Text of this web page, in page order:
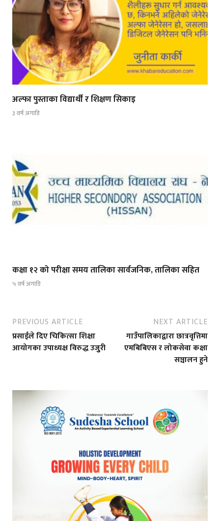
अल्फा पुस्ताका विद्यार्थी र शिक्षण सिकाइ
३ वर्ष अगाडि
कक्षा १२ को परीक्षा समय तालिका सार्वजनिक, तालिका सहित
५ वर्ष अगाडि
PREVIOUS ARTICLE
प्रसाईले दिए चिकित्सा शिक्षा
आयोगका उपाध्यक्ष विरुद्ध उजुुरी
NEXT ARTICLE
गाउँपालिकाद्वारा छात्रवृत्तिमा
एमबिबिएस र लोकसेवा कक्षा
सञ्चालन हुने